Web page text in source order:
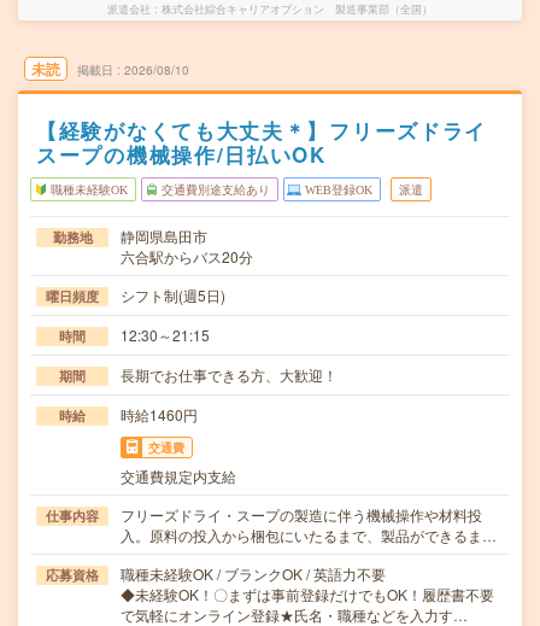
派遣会社 株式会社綜合キャリアオプション 製造事業部（全国）
未読 掲載日 2026/08/10
【経験がなくても大丈夫＊】フリーズドライ
スープの機械操作/日払いOK
職種未経験OK 交通費別途支給あり WEB登録OK 派遣
勤務地
静岡県島田市
六合駅からバス20分
曜日頻度 シフト制(週5日)
時間 12:30～21:15
期間 長期でお仕事できる方、大歓迎！
時給 時給1460円
交通費
交通費規定内支給
仕事内容
フリーズドライ・スープの製造に伴う機械操作や材料投
入。原料の投入から梱包にいたるまで、製品ができるま…
応募資格
職種未経験OK / ブランクOK / 英語力不要
◆未経験OK！〇まずは事前登録だけでもOK！履歴書不要
で気軽にオンライン登録★氏名・職種などを入力す…